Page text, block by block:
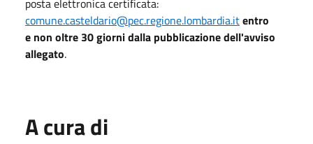
comune.casteldario@pec.regione.lombardia.itentro
e non oltre 30 giorni dalla pubblicazione dell'avviso
allegato.
A cura di